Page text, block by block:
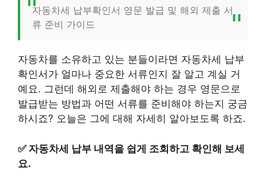
자동차세 납부확인서 영문 발급 및 해외 제출 서
류 준비 가이드
자동차를 소유하고 있는 분들이라면 자동차세 납부
확인서가 얼마나 중요한 서류인지 잘 알고 계실 거
예요. 그런데 해외로 제출해야 하는 경우 영문으로
발급받는 방법과 어떤 서류를 준비해야 하는지 궁금
하시죠? 오늘은 그에 대해 자세히 알아보도록 하죠.
✅ 자동차세 납부 내역을 쉽게 조회하고 확인해 보세
요.